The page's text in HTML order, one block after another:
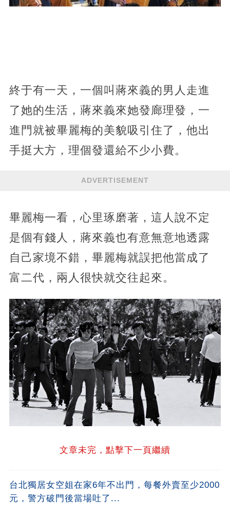
終于有一天，一個叫蔣來義的男人走進
了她的生活，蔣來義來她發廊理發，一
進門就被畢麗梅的美貌吸引住了，他出
手挺大方，理個發還給不少小費。
ADVERTISEMENT
畢麗梅一看，心里琢磨著，這人說不定
是個有錢人，蔣來義也有意無意地透露
自己家境不錯，畢麗梅就誤把他當成了
富二代，兩人很快就交往起來。
文章未完，點擊下一頁繼續
台北獨居女空姐在家6年不出門，每餐外賣至少2000
元，警方破門後當場吐了...